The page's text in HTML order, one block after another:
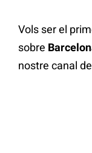
Vols ser el
sobre
nostre canal de